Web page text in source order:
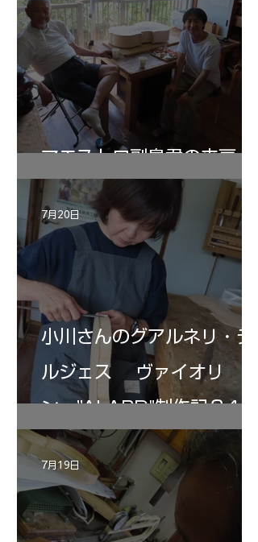
マエストロ副島君の来房
小川さんのグアルネリ・デ
ルジェス ヴァイオリ
ン ”ALARD"制作記３4
7月20日
7月19日